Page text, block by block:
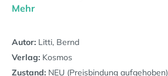
Mehr
Autor: Litti, Bernd
Verlag: Kosmos
Zustand: NEU (Preisbindung aufgehoben)